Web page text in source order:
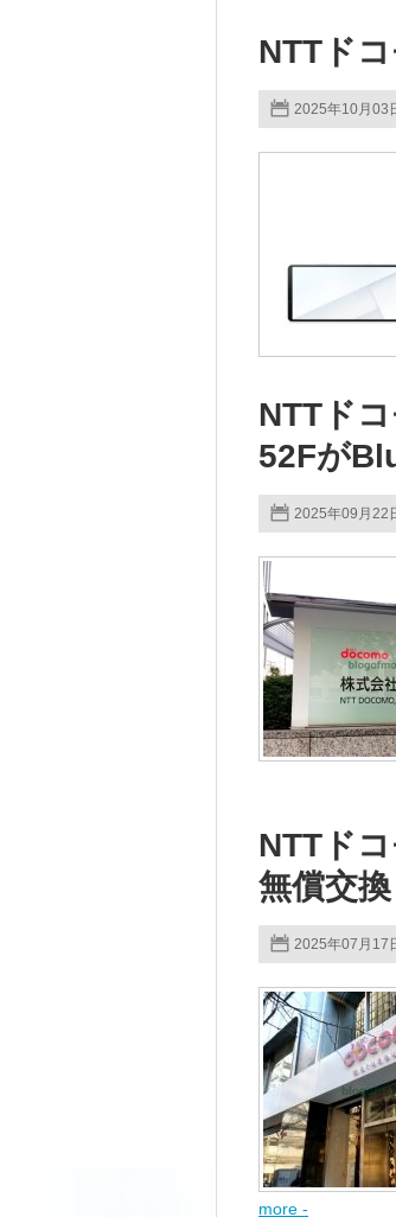
NTTド
2025年10月03
NTTド
52Fが
2025年09月22
NTTド
無償交
2025年07月17
more -